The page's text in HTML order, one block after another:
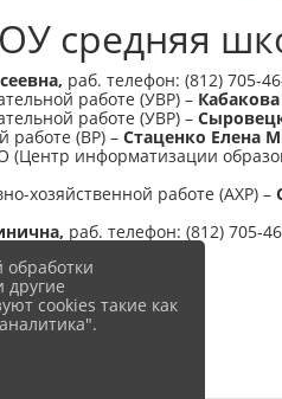
средняя
раб. телефон: (812) 705-
работе (УВР) –
работе (УВР) –
работе (ВР) – Стаценко Елена
(Центр информатизации
хозяйственной работе (АХР) –
, раб. телефон: (812) 705-
обработки
другие
cookies такие как